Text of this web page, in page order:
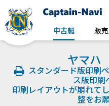
中古艇 販
ヤマハ
スタンダード版印刷
ス版印刷
印刷レイアウトが崩れて
整をお